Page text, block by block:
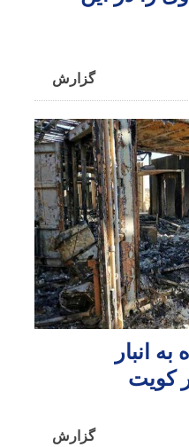
گزارش
انبار
کویت
گزارش